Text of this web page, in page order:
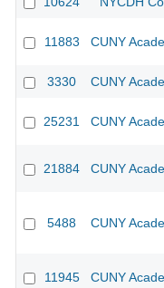
11883 CUNY
3330 CUNY
25231 CUNY
21884 CUNY
5488 CUNY
11945 CUNY